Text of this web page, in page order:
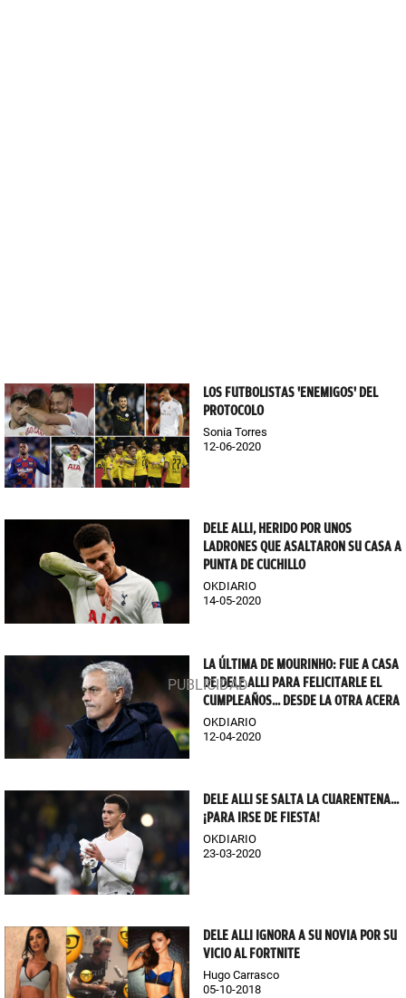
LOS FUTBOLISTAS 'ENEMIGOS' DEL
PROTOCOLO
Sonia Torres
12-06-2020
DELE ALLI, HERIDO POR UNOS
LADRONES QUE ASALTARON SU CASA A
PUNTA DE CUCHILLO
OKDIARIO
14-05-2020
LA ÚLTIMA DE MOURINHO: FUE A CASA
DE DELE ALLI PARA FELICITARLE EL
CUMPLEAÑOS... DESDE LA OTRA ACERA
OKDIARIO
12-04-2020
DELE ALLI SE SALTA LA CUARENTENA...
¡PARA IRSE DE FIESTA!
OKDIARIO
23-03-2020
DELE ALLI IGNORA A SU NOVIA POR SU
VICIO AL FORTNITE
Hugo Carrasco
05-10-2018